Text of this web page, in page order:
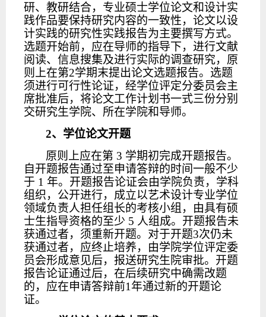
研、教研结合，专业硕士学位论文和设计实
践作品要保持研究内容的一致性，论文以设
计实践的研究性实践报告为主要撰写方式。
选题开始前，应在导师的指导下，进行文献
阅读、信息搜集及进行实际的调查研究，原
则上在第2学期末提出论文选题报告。选题
须进行可行性论证，经学位评定分委员会主
席批准后，将论文工作计划书一式三份分别
交研究生学院、所在学院和导师。
2、学位论文开题
原则上应在第 3 学期初完成开题报告。
自开题报告通过至申请答辩的时间一般不少
于 1 年。开题报告论证会由学院负责，学科
组织，公开进行，成立以艺术设计专业学位
领域负责人担任组长的考核小组，由具有硕
士生指导资格的至少 5 人组成。开题报告未
获通过者，须重新开题。对于开题3次仍未
获通过者，应终止培养，由学院学位评定委
员会形成意见后，报送研究生院审批。开题
报告论证通过后，在后续研究中确需改题
的，应在申请答辩前1年通过新的开题论
证。